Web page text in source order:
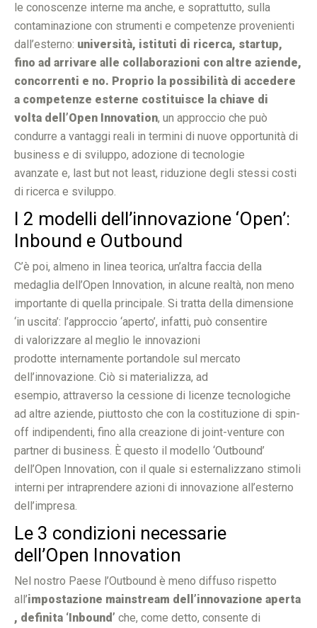
le conoscenze interne ma anche, e soprattutto, sulla
contaminazione con strumenti e competenze provenienti
dall’esterno: università, istituti di ricerca, startup,
fino ad arrivare alle collaborazioni con altre aziende,
concorrenti e no. Proprio la possibilità di accedere
a competenze esterne costituisce la chiave di
volta dell’Open Innovation, un approccio che può
condurre a vantaggi reali in termini di nuove opportunità di
business e di sviluppo, adozione di tecnologie
avanzate e, last but not least, riduzione degli stessi costi
di ricerca e sviluppo.
I 2 modelli dell’innovazione ‘Open’:
Inbound e Outbound
C’è poi, almeno in linea teorica, un’altra faccia della
medaglia dell’Open Innovation, in alcune realtà, non meno
importante di quella principale. Si tratta della dimensione
‘in uscita’: l’approccio ‘aperto’, infatti, può consentire
di valorizzare al meglio le innovazioni
prodotte internamente portandole sul mercato
dell’innovazione. Ciò si materializza, ad
esempio, attraverso la cessione di licenze tecnologiche
ad altre aziende, piuttosto che con la costituzione di spin-
off indipendenti, fino alla creazione di joint-venture con
partner di business. È questo il modello ‘Outbound’
dell’Open Innovation, con il quale si esternalizzano stimoli
interni per intraprendere azioni di innovazione all’esterno
dell’impresa.
Le 3 condizioni necessarie
dell’Open Innovation
Nel nostro Paese l’Outbound è meno diffuso rispetto
all’impostazione mainstream dell’innovazione aperta
, definita ‘Inbound’ che, come detto, consente di